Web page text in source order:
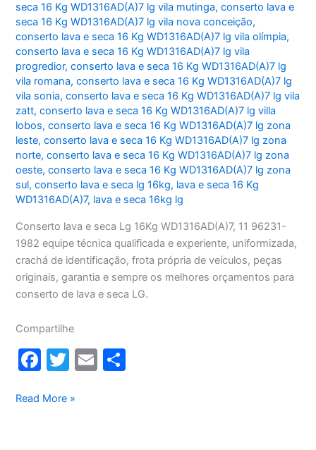
seca 16 Kg WD1316AD(A)7 lg vila mutinga,conserto lava e
seca 16 Kg WD1316AD(A)7 lg vila nova conceição,
conserto lava e seca 16 Kg WD1316AD(A)7 lg vila olímpia,
conserto lava e seca 16 Kg WD1316AD(A)7 lg vila
progredior,conserto lava e seca 16 Kg WD1316AD(A)7 lg
vila romana,conserto lava e seca 16 Kg WD1316AD(A)7 lg
vila sonia,conserto lava e seca 16 Kg WD1316AD(A)7 lg vila
zatt,conserto lava e seca 16 Kg WD1316AD(A)7 lg villa
lobos,conserto lava e seca 16 Kg WD1316AD(A)7 lg zona
leste,conserto lava e seca 16 Kg WD1316AD(A)7 lg zona
norte,conserto lava e seca 16 Kg WD1316AD(A)7 lg zona
oeste,conserto lava e seca 16 Kg WD1316AD(A)7 lg zona
sul,conserto lava e seca lg 16kg, lava e seca 16 Kg
WD1316AD(A)7, lava e seca 16kg lg
Conserto lava e seca Lg 16Kg WD1316AD(A)7, 11 96231-
1982 equipe técnica qualificada e experiente, uniformizada,
crachá de identificação, frota própria de veículos, peças
originais, garantia e sempre os melhores orçamentos para
conserto de lava e seca LG.
Compartilhe
F
c
T
itt
E
Conserto
Read More »